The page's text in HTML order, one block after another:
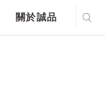
關於誠品